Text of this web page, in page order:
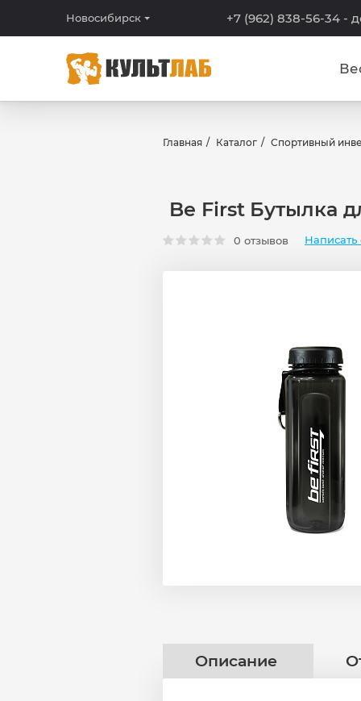
Новосибирск +7 (962) 838-56-34 -
Главная Каталог Спортивный
Be First Бутылка
0 отзывов Написать
Описание